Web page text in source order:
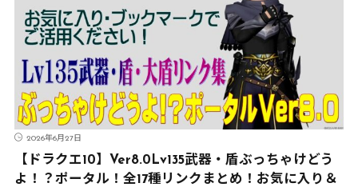
2026年6月27日
【ドラクエ10】Ver8.0Lv135武器・盾ぶっちゃけどう
よ！？ポータル！全17種リンクまとめ！お気に入り＆